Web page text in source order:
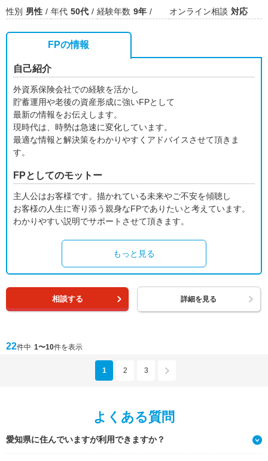
性別 男性 年代 50代 経験年数 9年 オンライン相談 対応
FPの情報
自己紹介
外資系保険会社での経験を活かし
貯蓄運用や老後の資産形成に強いFPとして
最新の情報をお伝えします。
現時代は、時勢は急速に変化しています。
最適な情報と解決策をわかりやすくアドバイスさせて頂きま
す。
FPとしてのモットー
主人公はお客様です。描かれている未来やご不安を傾聴し
お客様の人生に寄り添う親身なFPでありたいと考えています。
わかりやすい説明でサポートさせて頂きます。
もっと見る
相談する 詳細を見る
22件中 1〜10件を表示
1 2 3
よくある質問
愛知県に住んでいますが利用できますか？